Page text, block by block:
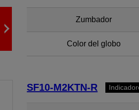
Zumbador
Color del globo
SF10-M2KTN-R